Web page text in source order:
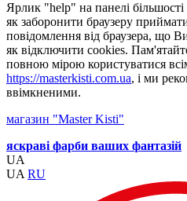
Ярлик "help" на панелі
як заборонити браузеру
повідомлення від браузера, що
як відключити cookies.
повною мірою користуватися
https://masterkisti.com.ua, і ми
ввімкненими.
магазин "Master Kisti"
яскраві фарби ваших фантазій
UA
UA RU